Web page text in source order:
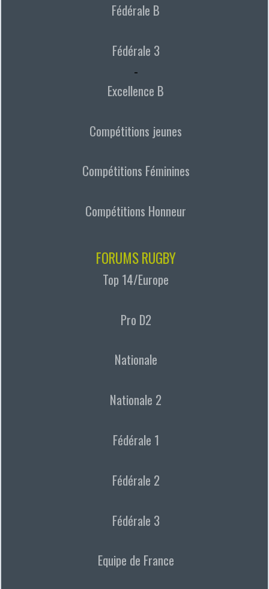
Fédérale B
Fédérale 3
-
Excellence B
Compétitions jeunes
Compétitions Féminines
Compétitions Honneur
FORUMS RUGBY
Top 14/Europe
Pro D2
Nationale
Nationale 2
Fédérale 1
Fédérale 2
Fédérale 3
Equipe de France